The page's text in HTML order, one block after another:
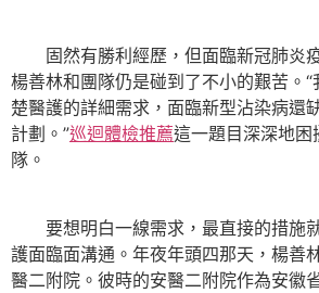
固然有勝利經歷，但面臨新冠肺炎疫
楊善林和團隊仍是碰到了不小的艱苦。
楚醫護的詳細需求，面臨新型沾染病還
計劃。”巡迴體檢推薦這一題目深深地困
隊。
要想明白一線需求，最直接的措施
護面臨面溝通。年夜年頭四那天，楊善
醫二附院。彼時的安醫二附院作為安徽